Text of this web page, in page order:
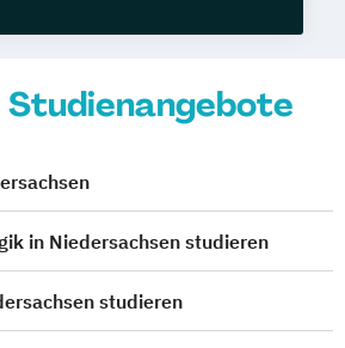
in Niedersachsen studieren
studieren